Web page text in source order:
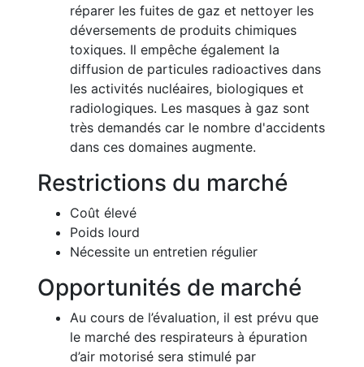
réparer les fuites de gaz et nettoyer les
déversements de produits chimiques
toxiques. Il empêche également la
diffusion de particules radioactives dans
les activités nucléaires, biologiques et
radiologiques. Les masques à gaz sont
très demandés car le nombre d'accidents
dans ces domaines augmente.
Restrictions du marché
Coût élevé
Poids lourd
Nécessite un entretien régulier
Opportunités de marché
Au cours de l’évaluation, il est prévu que
le marché des respirateurs à épuration
d’air motorisé sera stimulé par